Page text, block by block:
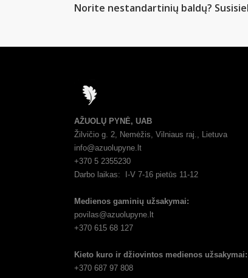
Norite nestandartinių baldų?
AŽUOLŲ PYNĖ, UAB
Žilvičio g. 2, Nemėžis, Vilniaus raj., Lietuva
info@azuolupyne.lt
+370 5 2355230
Darbo laikas: I-V 7-16 pietūs 11-12
Medienos gaminių užsakymai:
povilas@azuolupyne.lt
+370 615 68 127
Kieto kuro ir džiovintos medienos užsakymai:
+370 687 97 808